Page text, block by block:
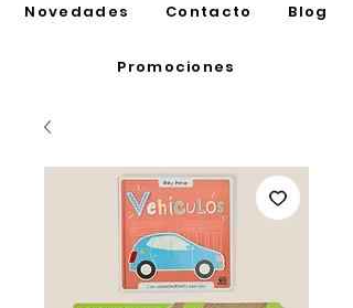
Novedades Contacto Blog
Promociones